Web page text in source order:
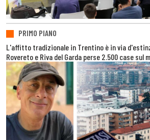
PRIMO PIANO
L'affitto tradizionale in Trentino è in via
Rovereto e Riva del Garda perse 2.500 case sul